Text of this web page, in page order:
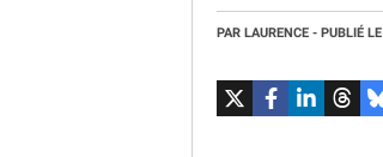
PAR LAURENCE - PUBLIÉ LE